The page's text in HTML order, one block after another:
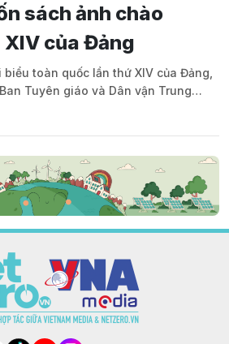
sách ảnh chào
của Đảng
toàn quốc lần thứ XIV của Đảng,
Tuyên giáo và Dân vận Trung
Nam (TTXVN), Nhà xuất bản
"Việt Nam - 40 năm đổi mới” và "Việt